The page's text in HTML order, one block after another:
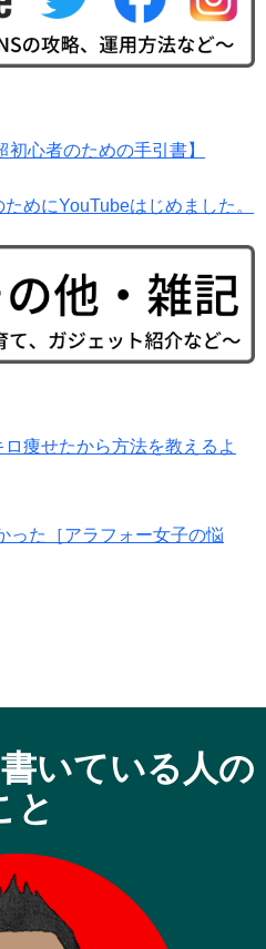
心者のための手引書】
めにYouTubeはじめました。
ロ痩せたから方法を教えるよ
った［アラフォー女子の悩
いている人の
と